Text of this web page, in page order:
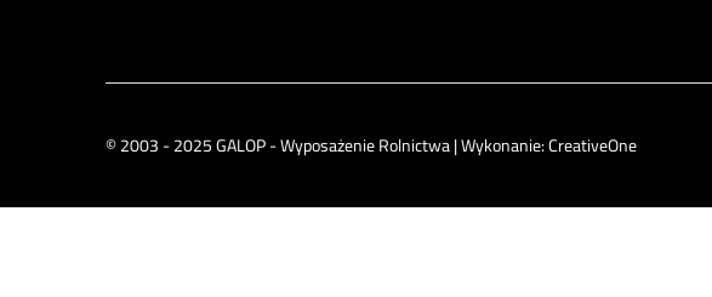
© 2003 - 2025 GALOP - Wyposażenie Rolnictwa | Wykonanie:CreativeOne